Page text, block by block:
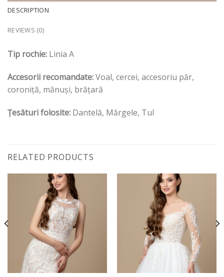
DESCRIPTION
REVIEWS (0)
Tip rochie: Linia A
Accesorii recomandate:Voal, cercei, accesoriu păr,
coroniță, mănuși, brățară
Țesături folosite: Dantelă, Mărgele, Tul
RELATED PRODUCTS